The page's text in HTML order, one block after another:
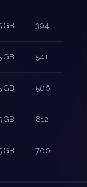
GB 394
GB 541
GB 506
GB 812
GB 700